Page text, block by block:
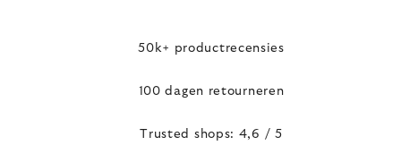
50k+ productrecensies
100 dagen retourneren
Trusted shops: 4,6 / 5